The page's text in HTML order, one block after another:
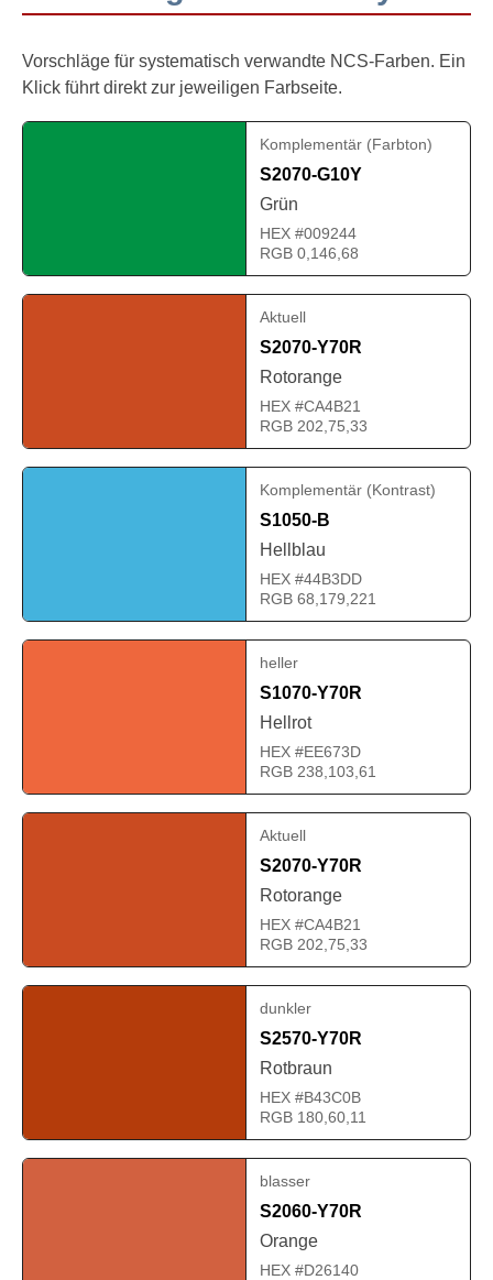
Vorschläge für systematisch verwandte NCS-Farben. Ein
Klick führt direkt zur jeweiligen Farbseite.
Komplementär (Farbton)
S2070-G10Y
Grün
HEX #009244
RGB 0,146,68
Aktuell
S2070-Y70R
Rotorange
HEX #CA4B21
RGB 202,75,33
Komplementär (Kontrast)
S1050-B
Hellblau
HEX #44B3DD
RGB 68,179,221
heller
S1070-Y70R
Hellrot
HEX #EE673D
RGB 238,103,61
Aktuell
S2070-Y70R
Rotorange
HEX #CA4B21
RGB 202,75,33
dunkler
S2570-Y70R
Rotbraun
HEX #B43C0B
RGB 180,60,11
blasser
S2060-Y70R
Orange
HEX #D26140